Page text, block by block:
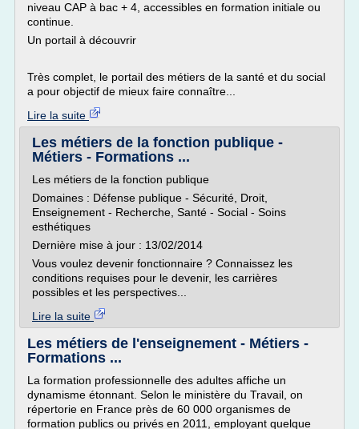
niveau CAP à bac + 4, accessibles en formation initiale ou
continue.
Un portail à découvrir
Très complet, le portail des métiers de la santé et du social
a pour objectif de mieux faire connaître...
Lire la suite
Les métiers de la fonction publique -
Métiers - Formations ...
Les métiers de la fonction publique
Domaines : Défense publique - Sécurité, Droit,
Enseignement - Recherche, Santé - Social - Soins
esthétiques
Dernière mise à jour : 13/02/2014
Vous voulez devenir fonctionnaire ? Connaissez les
conditions requises pour le devenir, les carrières
possibles et les perspectives...
Lire la suite
Les métiers de l'enseignement - Métiers -
Formations ...
La formation professionnelle des adultes affiche un
dynamisme étonnant. Selon le ministère du Travail, on
répertorie en France près de 60 000 organismes de
formation publics ou privés en 2011, employant quelque